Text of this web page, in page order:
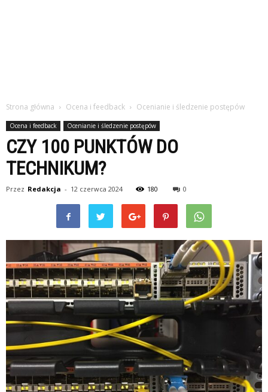
Strona główna Ocena i feedback Ocenianie i śledzenie postępów
Ocena i feedback Ocenianie i śledzenie postępów
CZY 100 PUNKTÓW DO
TECHNIKUM?
Przez Redakcja - 12 czerwca 2024 180 0